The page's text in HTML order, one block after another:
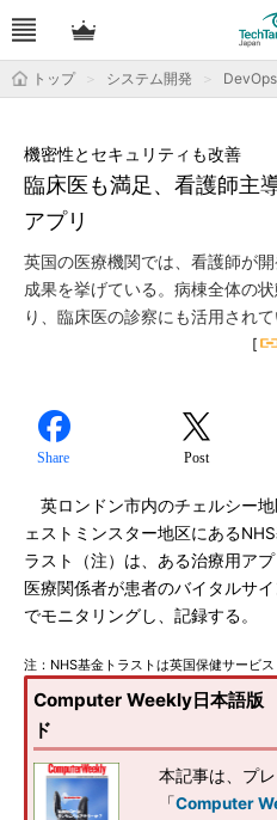
トップ システム開発 DevOps
臨床医も満足、看護師主
アプリ
機密性とセキュリティも改善
英国の医療機関では、看護師が
成果を挙げている。病棟全体の
り、臨床医の診察にも活用されて
[
Share Post
英ロンドン市内のチェルシー地
ェストミンスター地区にある
ラスト（注）は、ある治療用ア
医療関係者が患者のバイタルサ
でモニタリングし、記録する。
注：NHS基金トラストは英国保健サービス
Computer Weekly日本語版
ド
本記事は、プ
「Computer